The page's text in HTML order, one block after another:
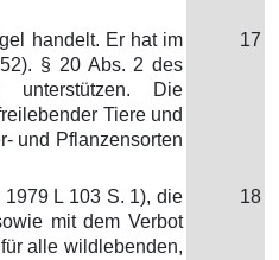
handelt. Er hat im
§ 20 Abs. 2 des
unterstützen. Die
Tiere und
und Pflanzensorten
17
L 103 S. 1), die
mit dem Verbot
alle wildlebenden,
18